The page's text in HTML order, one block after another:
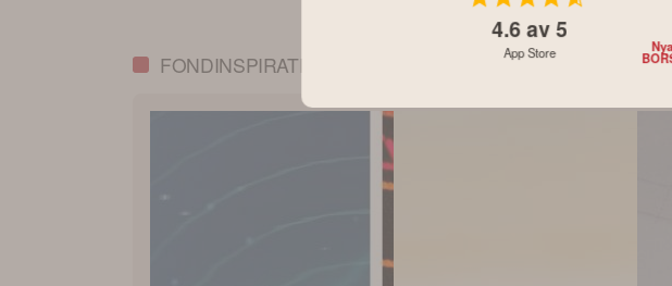
FONDINSPIRATION
4.6av 5
App Store